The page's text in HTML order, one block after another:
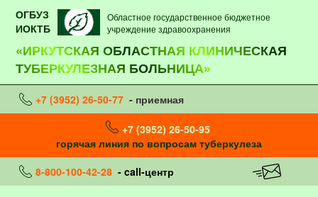
ОГБУЗ
ИОКТБ
Областное государственное бюджетное
учреждение здравоохранения
«ИРКУТСКАЯ ОБЛАСТНАЯ КЛИНИЧЕСКАЯ
ТУБЕРКУЛЕЗНАЯ БОЛЬНИЦА»
+7 (3952) 26-50-77 - приемная
+7 (3952) 26-50-95
горячая линия по вопросам туберкулеза
8-800-100-42-28 - call-центр